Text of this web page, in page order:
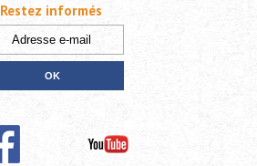
Restez informés